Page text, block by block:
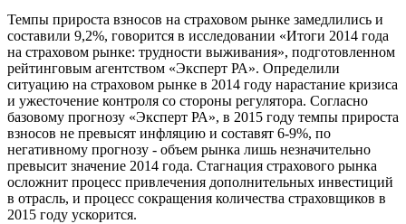
Темпы прироста взносов на страховом рынке замедлились и
составили 9,2%, говорится в исследовании «Итоги 2014 года
на страховом рынке: трудности выживания», подготовленном
рейтинговым агентством «Эксперт РА». Определили
ситуацию на страховом рынке в 2014 году нарастание кризиса
и ужесточение контроля со стороны регулятора. Согласно
базовому прогнозу «Эксперт РА», в 2015 году темпы прироста
взносов не превысят инфляцию и составят 6-9%, по
негативному прогнозу - объем рынка лишь незначительно
превысит значение 2014 года. Стагнация страхового рынка
осложнит процесс привлечения дополнительных инвестиций
в отрасль, и процесс сокращения количества страховщиков в
2015 году ускорится.